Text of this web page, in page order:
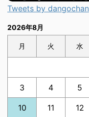
Tweets by
2026年8月
月 火 水
3 4 5
10 11 12